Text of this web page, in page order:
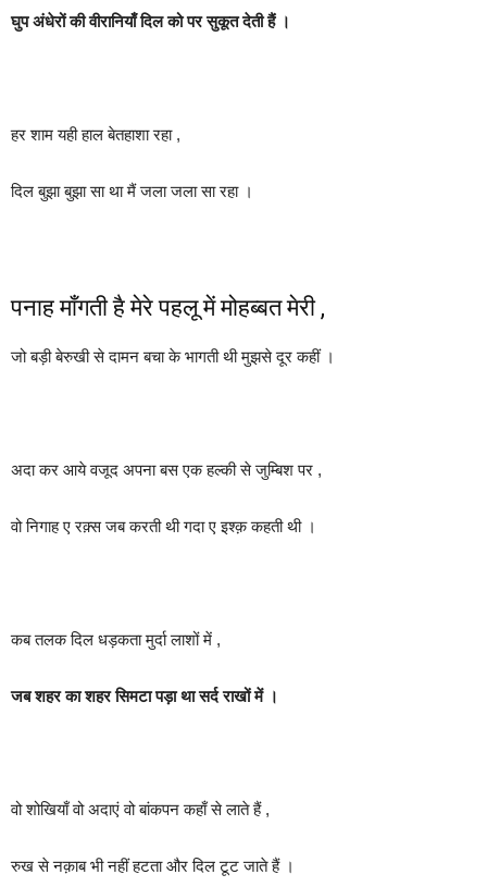
घुप अंधेरों की वीरानियाँ दिल को पर सुकूत देती हैं ।
हर शाम यही हाल बेतहाशा रहा ,
दिल बुझा बुझा सा था मैं जला जला सा रहा ।
पनाह माँगती है मेरे पहलू में मोहब्बत मेरी ,
जो बड़ी बेरुखी से दामन बचा के भागती थी मुझसे दूर कहीं ।
अदा कर आये वजूद अपना बस एक हल्की से जुम्बिश पर ,
वो निगाह ए रक़्स जब करती थी गदा ए इश्क़ कहती थी ।
कब तलक दिल धड़कता मुर्दा लाशों में ,
जब शहर का शहर सिमटा पड़ा था सर्द राखों में ।
वो शोखियाँ वो अदाएं वो बांकपन कहाँ से लाते हैं ,
रुख से नक़ाब भी नहीं हटता और दिल टूट जाते हैं ।